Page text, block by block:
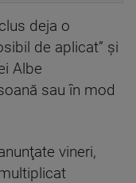
deja o
de aplicat” şi
Albe
sau în mod
vineri,